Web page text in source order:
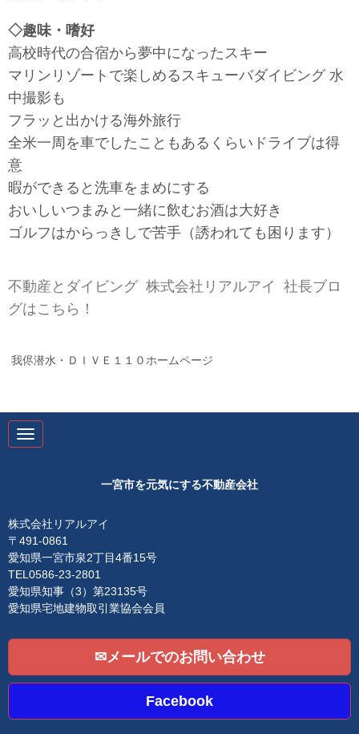
◇趣味・嗜好
高校時代の合宿から夢中になったスキー
マリンリゾートで楽しめるスキューバダイビング 水
中撮影も
フラッと出かける海外旅行
全米一周を車でしたこともあるくらいドライブは得
意
暇ができると洗車をまめにする
おいしいつまみと一緒に飲むお酒は大好き
ゴルフはからっきしで苦手（誘われても困ります）
不動産とダイビング 株式会社リアルアイ 社長ブロ
グはこちら！
我侭潜水・ＤＩＶＥ１１０ホームページ
N
a
i
o
一宮市を元気にする不動産会社
株式会社リアルアイ
〒491-0861
愛知県一宮市泉2丁目4番15号
TEL0586-23-2801
愛知県知事（3）第23135号
愛知県宅地建物取引業協会会員
✉メールでのお問い合わせ
Facebook